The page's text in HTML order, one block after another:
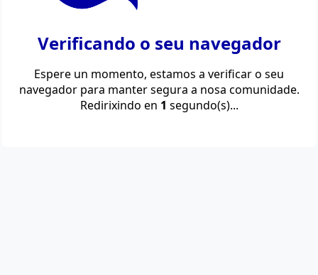
Verificando o seu navegador
Espere un momento, estamos a verificar o seu
navegador para manter segura a nosa comunidade.
Redirixindo en 1 segundo(s)...